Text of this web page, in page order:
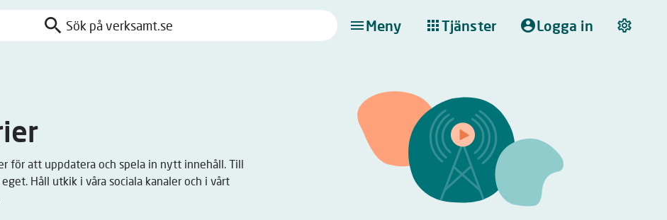
search
Sök
Meny Tjänster Logga in
för att uppdatera och spela in nytt innehåll. Till
Håll utkik i våra sociala kanaler och i vårt